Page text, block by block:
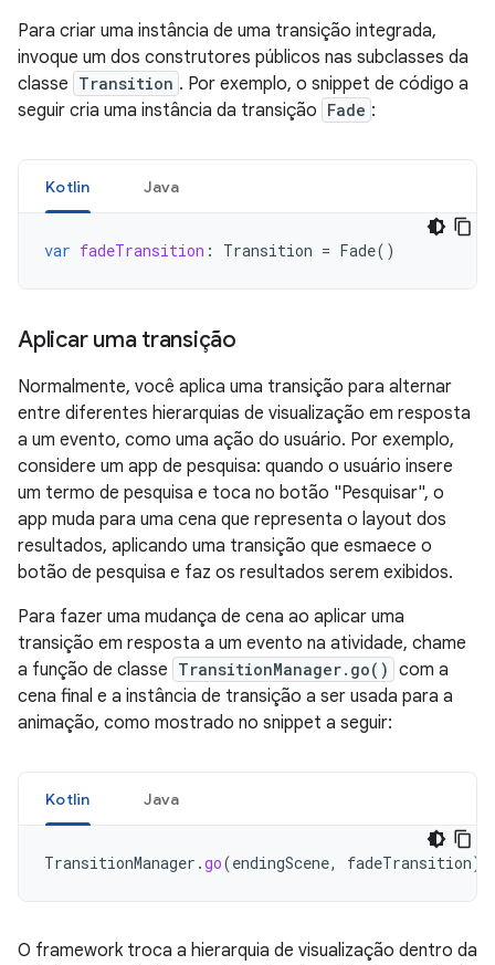
Para criar uma instância de uma transição integrada,
invoque um dos construtores públicos nas subclasses da
classe Transition . Por exemplo, o snippet de código a
seguir cria uma instância da transição Fade :
Kotlin Java
var fadeTransition : Transition = Fade()
Aplicar uma transição
Normalmente, você aplica uma transição para alternar
entre diferentes hierarquias de visualização em resposta
a um evento, como uma ação do usuário. Por exemplo,
considere um app de pesquisa: quando o usuário insere
um termo de pesquisa e toca no botão "Pesquisar", o
app muda para uma cena que representa o layout dos
resultados, aplicando uma transição que esmaece o
botão de pesquisa e faz os resultados serem exibidos.
Para fazer uma mudança de cena ao aplicar uma
transição em resposta a um evento na atividade, chame
a função de classe TransitionManager.go() com a
cena final e a instância de transição a ser usada para a
animação, como mostrado no snippet a seguir:
Kotlin Java
TransitionManager .go(endingScene, fadeTransition)
O framework troca a hierarquia de visualização dentro da